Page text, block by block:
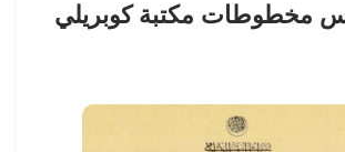
مخطوطات مكتبة كوبريلي